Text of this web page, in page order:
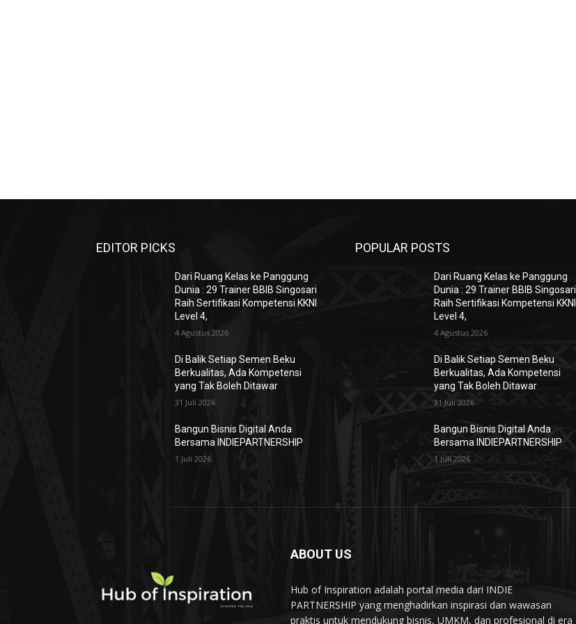
EDITOR PICKS
Dari Ruang Kelas ke Panggung
Dunia : 29 Trainer BBIB Singosari
Raih Sertifikasi Kompetensi KKNI
Level 4,
4 Agustus 2026
Di Balik Setiap Semen Beku
Berkualitas, Ada Kompetensi
yang Tak Boleh Ditawar
31 Juli 2026
Bangun Bisnis Digital Anda
Bersama INDIEPARTNERSHIP
1 Juli 2026
POPULAR POSTS
Dari Ruang Kelas ke Panggung
Dunia : 29 Trainer BBIB Singosari
Raih Sertifikasi Kompetensi KKNI
Level 4,
4 Agustus 2026
Di Balik Setiap Semen Beku
Berkualitas, Ada Kompetensi
yang Tak Boleh Ditawar
31 Juli 2026
Bangun Bisnis Digital Anda
Bersama INDIEPARTNERSHIP
1 Juli 2026
ABOUT US
Hub of Inspiration adalah portal media dari INDIE
PARTNERSHIP yang menghadirkan inspirasi dan wawasan
praktis untuk mendukung bisnis, UMKM, dan profesional di era